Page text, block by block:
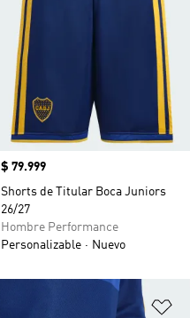
Precio
$ 79.999
Shorts de Titular Boca Juniors
26/27
Hombre Performance
Personalizable
Nuevo